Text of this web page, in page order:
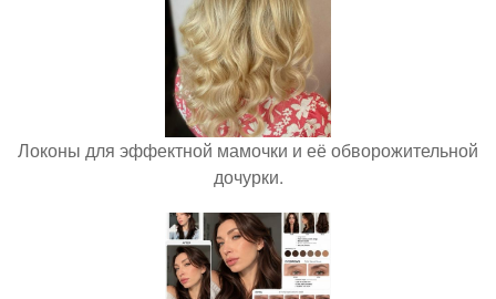
Локоны для эффектной мамочки и её обворожительной
дочурки.